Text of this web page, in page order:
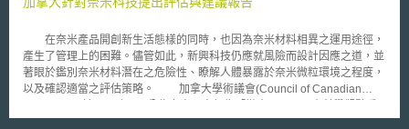
蓋我國當前鼓勵研發的類新藥。專利連結對於類新藥之影響，需視其如何上
卻可以因為實施專利連結制度，享有更進一步的保護；另一方面，若廠商基
於成本考量不願自行或委託他人進行臨床試驗，因而無法提出完整之NDA申
請資料者，則專利連結將會對其產生衝擊。 綜上所述，雖然專利連結
制度具有鼓勵新藥研發的作用，但由於我國當前製藥產業結構仍以中小型規
島及偏遠地區；3. 對於病況穩定之病患，在確保緊急對應處理及聯絡體制
但是本來只是例式規定的「非初診」「離島及偏遠地區」、「特定慢性疾
病」，卻被解釋成限定列舉規定，導致遠距醫療適用範圍非常狹窄，變成原
則禁止之情形。 直至2015厚生勞動省再發出通知（平成27年8月10日
厚生勞動省事務連絡），明確非初診、離島及偏遠地區、「別表」所列舉之
慢性疾病等，僅是例式規定，對象地區及病患不限於此，以及就算是初診，
直接為親自診療有困難時，基於病患要求下充分考量病患有利條件下，依據
workshop形式舉辦三場公開市場徵詢會議。 RELIEF計畫另一重要目標
就是透過此計畫以建立完整PCP流程，讓未來參與相關計畫的公部門能夠熟
悉並妥善運用PCP流程及工具 。「前商業化採購」為歐盟廣泛創新戰略中
所指出能協助公部門採購「研發服務」的特殊採購程序，以滿足尚未存在市
在奈米產品開創新生活態樣的同時，也因為奈米材料相異之運用途徑，
產生了管理上的困難。儘管如此，新興科技仍應就風險而設計因應之道，並
著眼於鑑別奈米材料潛在之危險性、瞭解人體暴露於奈米微粒環境之程度，
以及確認適當之評估策略。 加拿大學術議會(Council of Canadian
奈米法制之挑戰(Small is Different: A Science Perspective on the